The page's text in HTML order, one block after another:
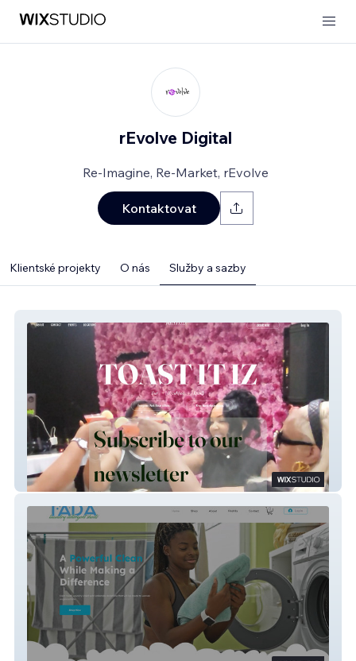
rEvolve Digital
Re-Imagine, Re-Market, rEvolve
Kontaktovat
Klientské projekty O nás Služby a sazby
Toast It IZ